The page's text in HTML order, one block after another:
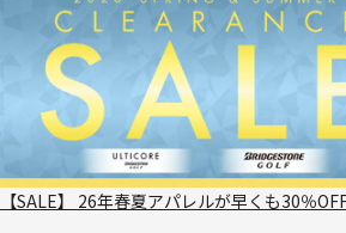
【SALE】 26年春夏アパレルが早くも30％